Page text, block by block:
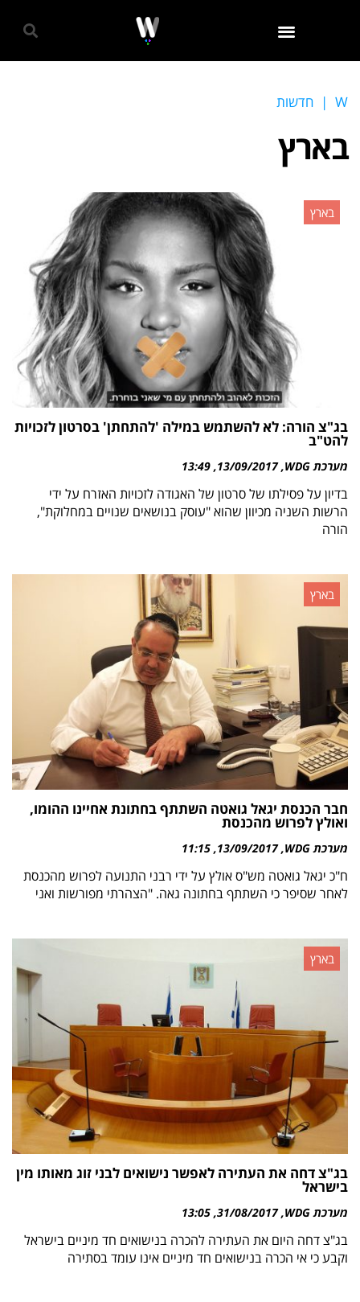
W
| חדשות
בארץ
בארץ
בג"צ הורה: לא להשתמש במילה 'להתחתן' בסרטון לזכויות
להט"ב
מערכת WDG 13/09/2017
13:49
בדיון על פסילתו של סרטון של האגודה לזכויות האזרח על ידי
הרשות השניה מכיוון שהוא "עוסק בנושאים שנויים במחלוקת",
הורה
בארץ
חבר הכנסת יגאל גואטה השתתף בחתונת אחיינו ההומו,
ואולץ לפרוש מהכנסת
מערכת WDG 13/09/2017
11:15
ח"כ יגאל גואטה מש"ס אולץ על ידי רבני התנועה לפרוש מהכנסת
לאחר שסיפר כי השתתף בחתונה גאה. "הצהרתי מפורשות ואני
בארץ
בג"צ דחה את העתירה לאפשר נישואים לבני זוג מאותו מין
בישראל
מערכת WDG 31/08/2017
13:05
בג"צ דחה היום את העתירה להכרה בנישואים חד מיניים בישראל
וקבע כי אי הכרה בנישואים חד מיניים אינו עומד בסתירה